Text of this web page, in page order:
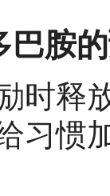
巴胺
时释
习惯